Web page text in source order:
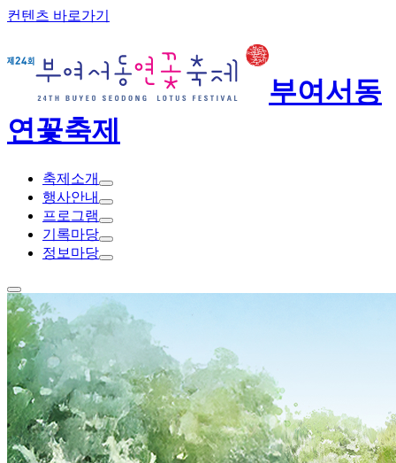
컨텐츠 바로가기
부여서동
연꽃축제
축제소개
행사안내
프로그램
기록마당
정보마당